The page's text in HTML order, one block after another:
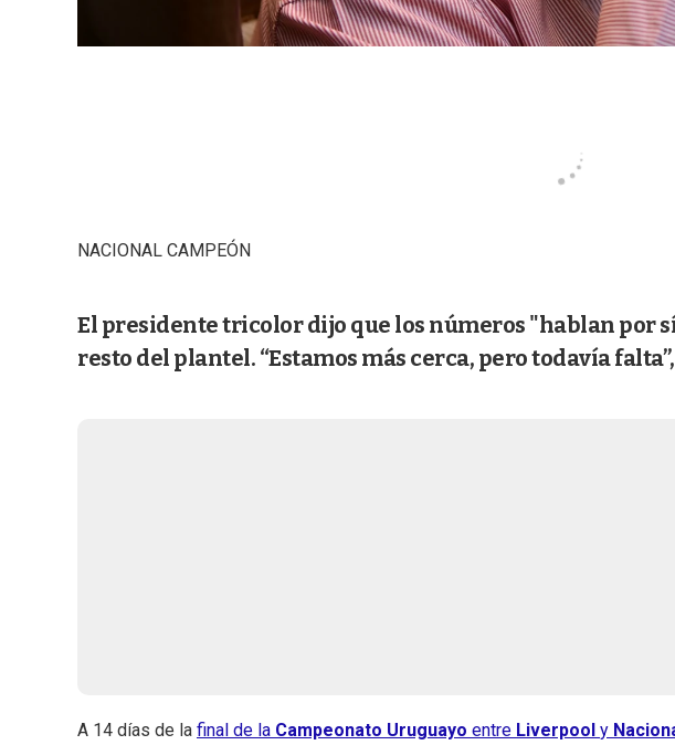
NACIONAL CAMPEÓN
El presidente tricolor dijo que los números "hablan por
resto del plantel. “Estamos más cerca, pero todavía
A 14 días de la final de la Campeonato Uruguayo entre Liverpool y